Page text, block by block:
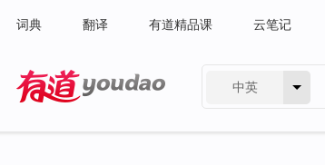
词典 翻译 有道精品课 云笔记
中英